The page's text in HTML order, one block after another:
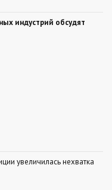
индустрий обсудят
увеличилась нехватка